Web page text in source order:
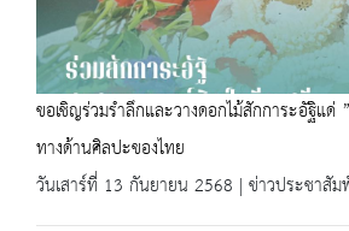
ขอเชิญร่วมรำลึกและวางดอกไม้สักการะอัฐิแด่
ทางด้านศิลปะของไทย
วันเสาร์ที่ 13 กันยายน 2568 | ข่าวประชาสั